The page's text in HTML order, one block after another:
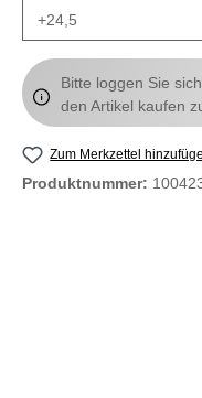
Bitte loggen Sie
den Artikel kaufen
Zum Merkzettel
Produktnummer: